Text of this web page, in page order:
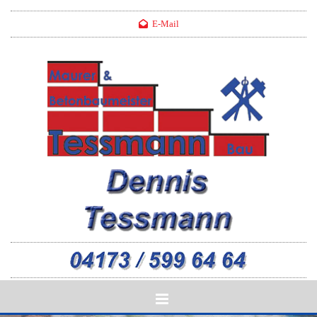
Zum Inhalt springen
E-Mail